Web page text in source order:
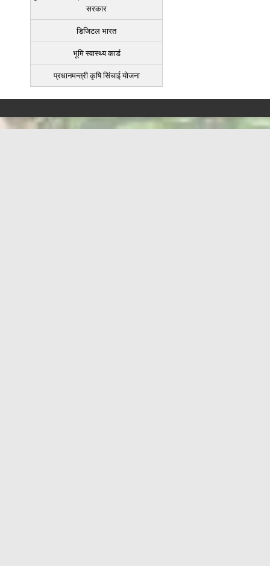
सरकार
डिजिटल भारत
भूमि स्वास्थ्य कार्ड
प्रधानमन्त्री कृषि सिंचाई योजना